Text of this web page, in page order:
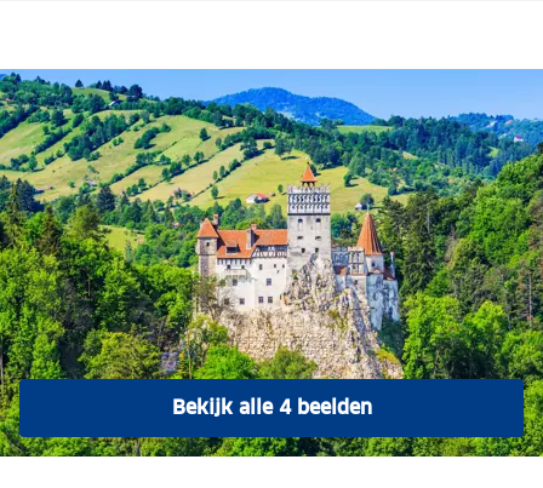
Bekijk alle 4 beelden